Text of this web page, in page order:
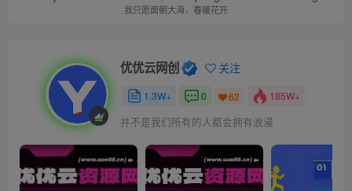
我只愿面朝大海，春暖花开
优优云网创 关注
1.3W+ 0 62 185W+
并不是我们所有的人都会拥有浪漫